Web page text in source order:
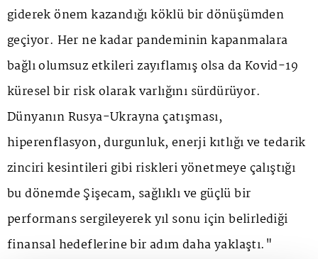
giderek önem kazandığı köklü bir dönüşümden
geçiyor. Her ne kadar pandeminin kapanmalara
bağlı olumsuz etkileri zayıflamış olsa da Kovid-19
küresel bir risk olarak varlığını sürdürüyor.
Dünyanın Rusya-Ukrayna çatışması,
hiperenflasyon, durgunluk, enerji kıtlığı ve tedarik
zinciri kesintileri gibi riskleri yönetmeye çalıştığı
bu dönemde Şişecam, sağlıklı ve güçlü bir
performans sergileyerek yıl sonu için belirlediği
finansal hedeflerine bir adım daha yaklaştı."